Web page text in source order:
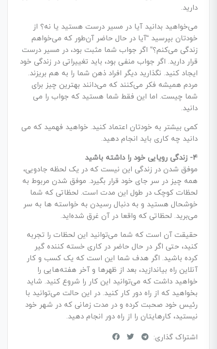
دارید.
می­‌خواهید بدانید آیا در مسیر درست هستید یا نه؟ از
خودتان بپرسید “آیا در حال حاضر آن‌طور که می‌­خواهم
زندگی می­‌کنم؟” اگر جواب شما مثبت بود، در مسیر درست
قرار دارید. اگر جواب منفی بود، باید تغییراتی در زندگی خود
ایجاد کنید. نگذارید دیگر افراد ذهن شما را به هم بریزند.
مردم همیشه فکر می­‌کنند که می­‌دانند بهترین چیز برای
شما چیست. اما این فقط شما هستید که جواب را می­‌
دانید.
کمی بیشتر به خودتان اعتماد کنید. خواهید فهمید که می­‌
دانید چه کاری باید انجام دهید.
4- زندگی رویایی خود را داشته باشید
موفق شدن در زندگی این نیست که در یک لحظه جادویی،
همه چیز در سر جای خود قرار بگیرد. موفق شدن مربوط به
لحظات کوچک در طول این مدت است. لحظاتی که شما
خوشحال هستید و به دنبال رسیدن به خواسته‌ ها به سر
می‌برید. لحظاتی که واقعا در آن غرق شده­‌اید.
حقیقت آن است که شما می‌­توانید این لحظات را تجربه
کنید، حتی اگر در حال حاضر در کاری خسته کننده گیر
کرده باشید. اگر هدف شما این است که یک کسب­ و کار
آنلاین راه بیاندازید، بعد از ظهرها و آخر هفته­‌هایی را
خواهید داشت که می­‌توانید این کار را شروع کنید. شاید
بخواهید که از راه دور کار کنید. در این حالت می‌­توانید با
رئیس خود صحبت کرده و در مدت زمانی که در شهر خود
نیستید، کارهایتان را از راه دور انجام دهید.
اشتراک گذاری: